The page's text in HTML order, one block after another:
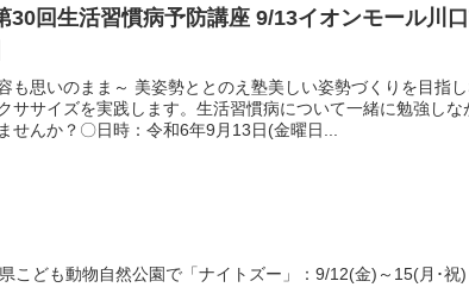
回生活習慣病予防講座 9/13イオンモール川口
も思いのまま～ 美姿勢ととのえ塾美しい姿勢づくりを目指
ササイズを実践します。生活習慣病について一緒に勉強しな
せんか？〇日時：令和6年9月13日(金曜日...
ども動物自然公園で「ナイトズー」：9/12(金)～15(月･祝)